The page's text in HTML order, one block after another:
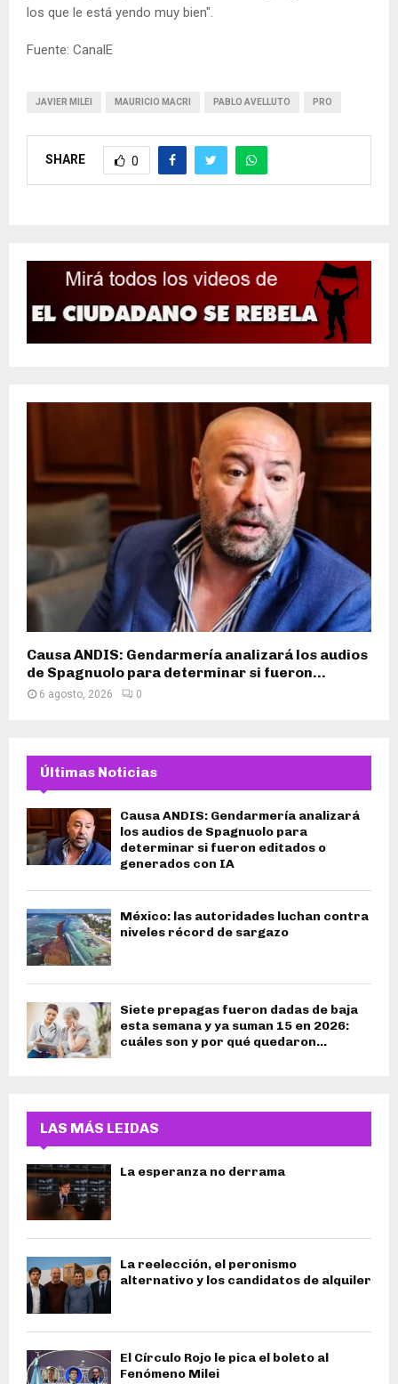
los que le está yendo muy bien".
Fuente: CanalE
JAVIER MILEI MAURICIO MACRI PABLO AVELLUTO PRO
SHARE 0
Causa ANDIS: Gendarmería analizará los audios
de Spagnuolo para determinar si fueron...
6 agosto, 2026 0
Últimas Noticias
Causa ANDIS: Gendarmería analizará
los audios de Spagnuolo para
determinar si fueron editados o
generados con IA
México: las autoridades luchan contra
niveles récord de sargazo
Siete prepagas fueron dadas de baja
esta semana y ya suman 15 en 2026:
cuáles son y por qué quedaron...
LAS MÁS LEIDAS
La esperanza no derrama
La reelección, el peronismo
alternativo y los candidatos de alquiler
El Círculo Rojo le pica el boleto al
Fenómeno Milei